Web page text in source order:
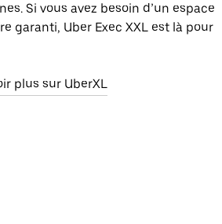
Si vous avez besoin d’un espace
garanti, Uber Exec XXL est là pour
plus sur UberXL